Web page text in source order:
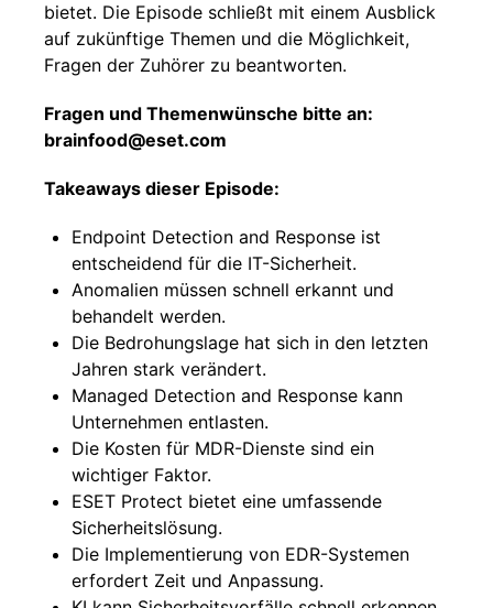
bietet. Die Episode schließt mit einem Ausblick
auf zukünftige Themen und die Möglichkeit,
Fragen der Zuhörer zu beantworten.
Fragen und Themenwünsche bitte an:
brainfood@eset.com
Takeaways dieser Episode:
Endpoint Detection and Response ist
entscheidend für die IT-Sicherheit.
Anomalien müssen schnell erkannt und
behandelt werden.
Die Bedrohungslage hat sich in den letzten
Jahren stark verändert.
Managed Detection and Response kann
Unternehmen entlasten.
Die Kosten für MDR-Dienste sind ein
wichtiger Faktor.
ESET Protect bietet eine umfassende
Sicherheitslösung.
Die Implementierung von EDR-Systemen
erfordert Zeit und Anpassung.